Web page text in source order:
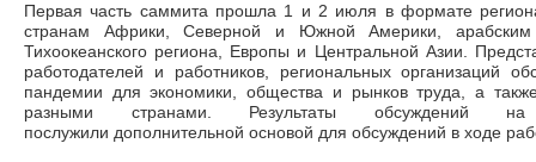
Первая часть саммита прошла 1 и 2 июля в формате
странам Африки, Северной и Южной Америки, арабским
Тихоокеанского региона, Европы и Центральной Азии.
работодателей и работников, региональных организаций
пандемии для экономики, общества и рынков труда, а
разными странами. Результаты обсуждений на
послужили дополнительной основой для обсуждений в ходе